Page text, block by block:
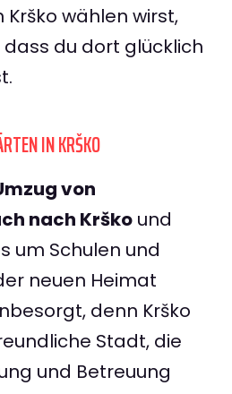
wählen wirst,
du dort glücklich
IN KRŠKO
von
nach Krško und
um Schulen und
neuen Heimat
denn Krško
Stadt, die
und Betreuung